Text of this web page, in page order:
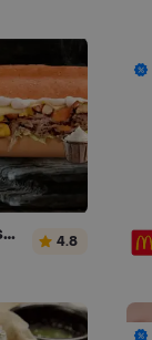
Sandwich Gourmet Salsa de Ajo 4.8